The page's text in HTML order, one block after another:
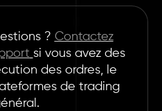
? Contactez
si vous avez des
des ordres, le
de trading